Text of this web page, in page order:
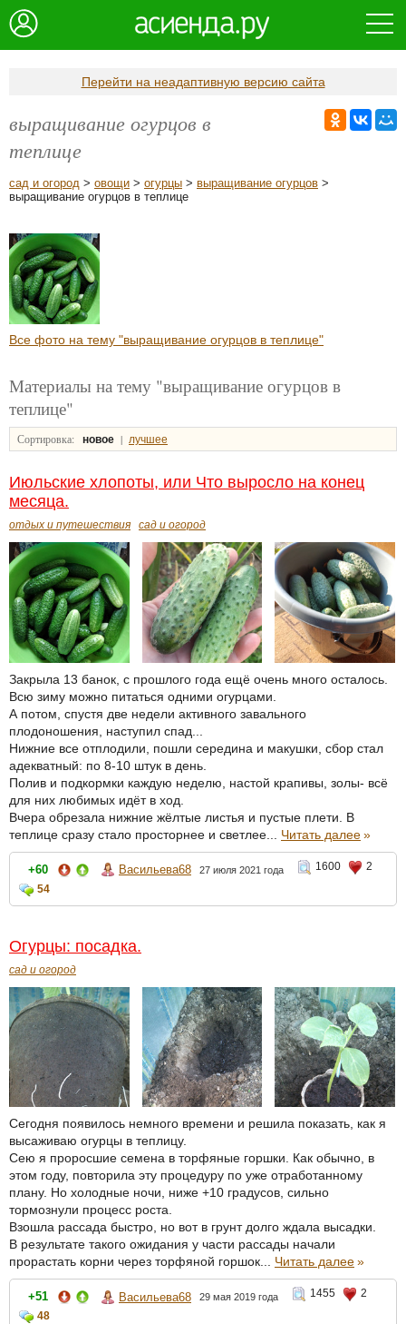
Перейти на неадаптивную версию сайта
выращивание огурцов в
теплице
сад и огород > овощи > огурцы > выращивание огурцов >
выращивание огурцов в теплице
Все фото на тему "выращивание огурцов в теплице"
Материалы на тему "выращивание огурцов в
теплице"
Сортировка: новое | лучшее
Июльские хлопоты, или Что выросло на конец
месяца.
отдых и путешествия сад и огород
Закрыла 13 банок, с прошлого года ещё очень много осталось.
Всю зиму можно питаться одними огурцами.
А потом, спустя две недели активного завального
плодоношения, наступил спад...
Нижние все отплодили, пошли середина и макушки, сбор стал
адекватный: по 8-10 штук в день.
Полив и подкормки каждую неделю, настой крапивы, золы- всё
для них любимых идёт в ход.
Вчера обрезала нижние жёлтые листья и пустые плети. В
теплице сразу стало просторнее и светлее... Читать далее»
+60 Васильева68 27 июля 2021 года 1600
2
54
Огурцы: посадка.
сад и огород
Сегодня появилось немного времени и решила показать, как я
высаживаю огурцы в теплицу.
Сею я проросшие семена в торфяные горшки. Как обычно, в
этом году, повторила эту процедуру по уже отработанному
плану. Но холодные ночи, ниже +10 градусов, сильно
тормознули процесс роста.
Взошла рассада быстро, но вот в грунт долго ждала высадки.
В результате такого ожидания у части рассады начали
прорастать корни через торфяной горшок... Читать далее»
+51 Васильева68 29 мая 2019 года 1455
2
48